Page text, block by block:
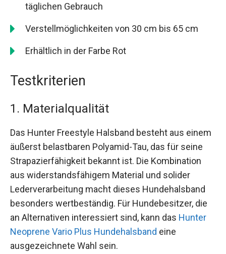
täglichen Gebrauch
Verstellmöglichkeiten von 30 cm bis 65 cm
Erhältlich in der Farbe Rot
Testkriterien
1. Materialqualität
Das Hunter Freestyle Halsband besteht aus einem
äußerst belastbaren Polyamid-Tau, das für seine
Strapazierfähigkeit bekannt ist. Die Kombination
aus widerstandsfähigem Material und solider
Lederverarbeitung macht dieses Hundehalsband
besonders wertbeständig. Für Hundebesitzer, die
an Alternativen interessiert sind, kann das Hunter
Neoprene Vario Plus Hundehalsband eine
ausgezeichnete Wahl sein.